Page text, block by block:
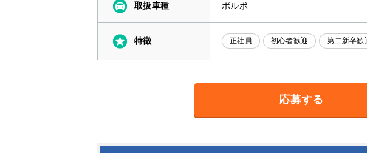
取扱車種 ボルボ
特徴 正社員 初心者歓迎 第二新卒歓
応募する